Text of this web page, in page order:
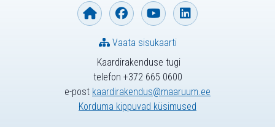
Kaardirakenduse tugi
telefon +372 665 0600
e-post kaardirakendus@maaruum.ee
Korduma kippuvad küsimused
Vaata sisukaarti